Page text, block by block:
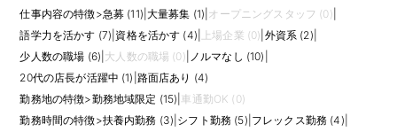
仕事内容の特徴>急募 (11) 大量募集 (1) オープニングスタッフ (0)
語学力を活かす (7) 資格を活かす (4) 上場企業 (0) 外資系 (2)
少人数の職場 (6) 大人数の職場 (0) ノルマなし (10)
20代の店長が活躍中 (1) 路面店あり (4)
勤務地の特徴>勤務地域限定 (15) 車通勤OK (0)
勤務時間の特徴>扶養内勤務 (3) シフト勤務 (5) フレックス勤務 (4)